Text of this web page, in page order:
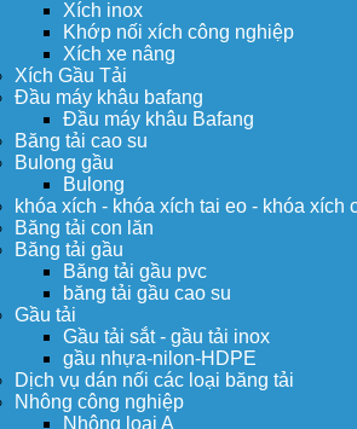
Xích inox
Khớp nối xích công nghiệp
Xích xe nâng
Xích Gầu Tải
Đầu máy khâu bafang
Đầu máy khâu Bafang
Băng tải cao su
Bulong gầu
Bulong
khóa xích - khóa xích tai eo - khóa xích
Băng tải con lăn
Băng tải gầu
Băng tải gầu pvc
băng tải gầu cao su
Gầu tải
Gầu tải sắt - gầu tải inox
gầu nhựa-nilon-HDPE
Dịch vụ dán nối các loại băng tải
Nhông công nghiệp
Nhông loại A